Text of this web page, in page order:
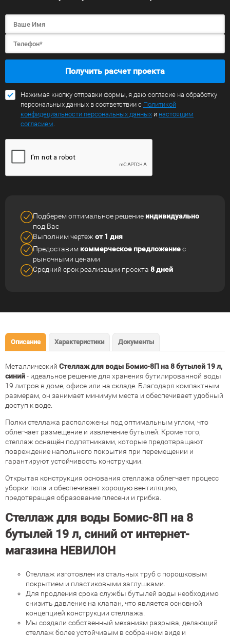
Получить расчет проекта
Нажимая кнопку отправки формы, я даю согласие на обработку
персональных данных в соответствии с Политикой
конфидециальности персональных данных и настоящим
согласием
Подберем оптимальное решение индивидуально
под Вас
Выполним чертеж от 1 дня
Предоставим коммерческое предложениес
рыночными ценами
Средний срок реализации проекта 8 дней
Описание Характеристики Документы
Металлический Стеллаж для воды Бомис-8П на 8 бутылей 19 л,
синий- идеальное решение для хранения бутилированной воды
19 литров в доме, офисе или на складе. Благодаря компактным
размерам, он занимает минимум места и обеспечивает удобный
доступ к воде.
Полки стеллажа расположены под оптимальным углом, что
облегчает размещение и извлечение бутылей. Кроме того,
стеллаж оснащён подпятниками, которые предотвращают
повреждение напольного покрытия при перемещении и
гарантируют устойчивость конструкции.
Открытая конструкция основания стеллажа облегчает процесс
уборки пола и обеспечивает хорошую вентиляцию,
предотвращая образование плесени и грибка.
Стеллаж для воды Бомис-8П на 8
бутылей 19 л, синий от интернет-
магазина НЕВИЛОН
Стеллаж изготовлен из стальных труб с порошковым
покрытием и пластиковыми заглушками.
Для продления срока службы бутылей воды необходимо
снизить давление на клапан, что является основной
концепцией конструкции стеллажа.
Мы создали собственный механизм разрыва, делающий
стеллаж более устойчивым в собранном виде и